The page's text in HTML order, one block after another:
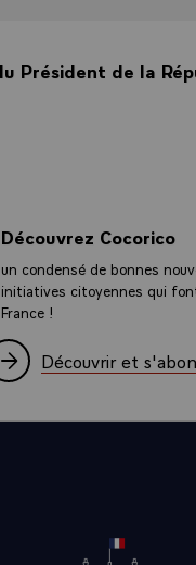
Président de la
Découvrez Cocorico
un condensé de bonnes
initiatives citoyennes qui
France !
Découvrir et